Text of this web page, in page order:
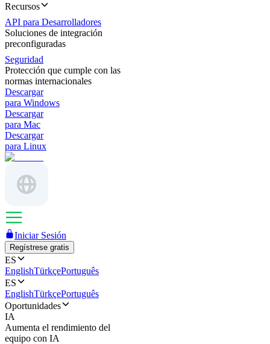
Recursos
API para Desarrolladores
Soluciones de integración
preconfiguradas
Seguridad
Protección que cumple con las
normas internacionales
Descargar
para Windows
Descargar
para Mac
Descargar
para Linux
Iniciar Sesión
Regístrese gratis
ES
EnglishTürkçePortuguês
ES
EnglishTürkçePortuguês
Oportunidades
IA
Aumenta el rendimiento del
equipo con IA